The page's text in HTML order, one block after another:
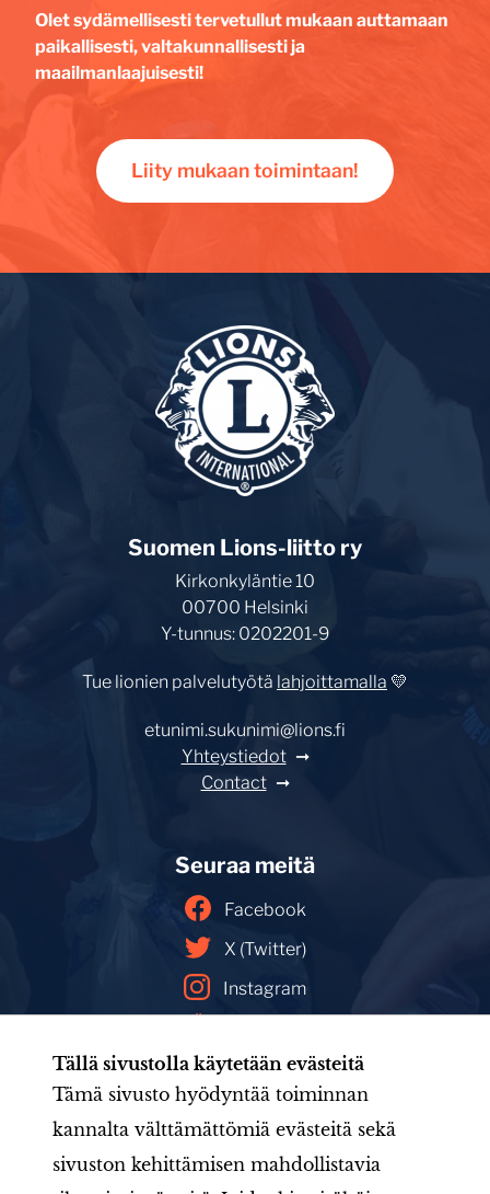
Tällä sivustolla käytetään evästeitä
Tämä sivusto hyödyntää toiminnan
kannalta välttämättömiä evästeitä sekä
sivuston kehittämisen mahdollistavia
Olet sydämellisesti tervetullut mukaan auttamaan
paikallisesti, valtakunnallisesti ja
maailmanlaajuisesti!
Liity mukaan toimintaan!
Suomen Lions-liitto ry
Kirkonkyläntie 10
00700 Helsinki
Y-tunnus: 0202201-9
Tue lionien palvelutyötä lahjoittamalla 💛
etunimi.sukunimi@lions.fi
Yhteystiedot
Contact
Seuraa meitä
Facebook
X (Twitter)
Instagram
Facebookin mainoskirjasto